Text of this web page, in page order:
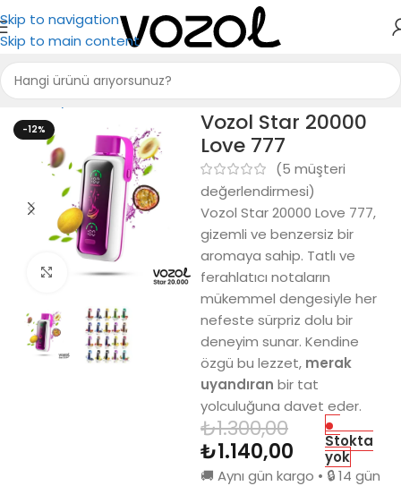
Skip to navigation
Skip to main content
Ana Sayfa Vozol Star 20000
-12%
Büyütmek için tıkla
Vozol Star 20000
Love 777
(5 müşteri
değerlendirmesi)
Vozol Star 20000 Love 777,
gizemli ve benzersiz bir
aromaya sahip. Tatlı ve
ferahlatıcı notaların
mükemmel dengesiyle her
nefeste sürpriz dolu bir
deneyim sunar. Kendine
özgü bu lezzet, merak
uyandıran bir tat
yolculuğuna davet eder.
₺1.300,00
₺1.140,00
Stokta
yok
🚚 Aynı gün kargo • 🔒 14 gün